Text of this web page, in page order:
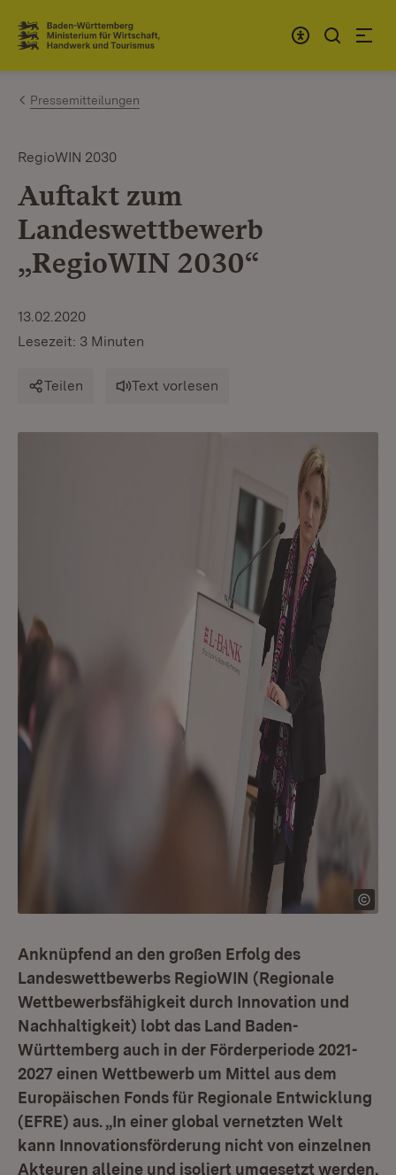
Zum Inhalt springen
Link zur Startseite
Pressemitteilungen
RegioWIN 2030
Auftakt zum
Landeswettbewerb
„RegioWIN 2030“
13.02.2020
Lesezeit: 3 Minuten
Teilen Text vorlesen
Anknüpfend an den großen Erfolg des
Landeswettbewerbs RegioWIN (Regionale
Wettbewerbsfähigkeit durch Innovation und
Nachhaltigkeit) lobt das Land Baden-
Württemberg auch in der Förderperiode 2021-
2027 einen Wettbewerb um Mittel aus dem
Europäischen Fonds für Regionale Entwicklung
(EFRE) aus. „In einer global vernetzten Welt
kann Innovationsförderung nicht von einzelnen
Akteuren alleine und isoliert umgesetzt werden.